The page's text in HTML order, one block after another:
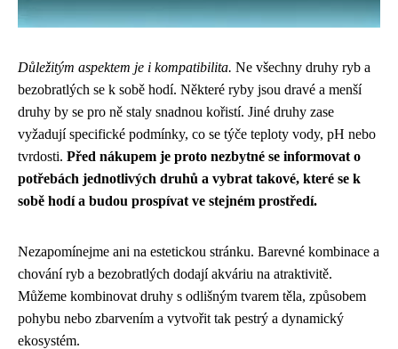
Důležitým aspektem je i kompatibilita. Ne všechny druhy ryb a
bezobratlých se k sobě hodí. Některé ryby jsou dravé a menší
druhy by se pro ně staly snadnou kořistí. Jiné druhy zase
vyžadují specifické podmínky, co se týče teploty vody, pH nebo
tvrdosti. Před nákupem je proto nezbytné se informovat o
potřebách jednotlivých druhů a vybrat takové, které se k
sobě hodí a budou prospívat ve stejném prostředí.
Nezapomínejme ani na estetickou stránku. Barevné kombinace a
chování ryb a bezobratlých dodají akváriu na atraktivitě.
Můžeme kombinovat druhy s odlišným tvarem těla, způsobem
pohybu nebo zbarvením a vytvořit tak pestrý a dynamický
ekosystém.